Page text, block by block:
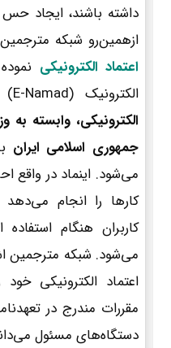
داشته باشند، ایجاد
ازهمین‌رو شبکه
اعتماد الکترونیکی
الکترونیک (E-Namad) توسط م
الکترونیکی، وابسته
جمهوری اسلامی ایران
می‌شود. اینماد در واقع
کارها را انجام
کاربران هنگام
می‌شود. شبکه مترجمین
اعتماد الکترونیکی
مقررات مندرج در
دستگاه‌های مسئول